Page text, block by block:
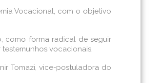
Vocacional, com o objetivo
como forma radical de seguir
vocacionais.
Tomazi, vice-postuladora do